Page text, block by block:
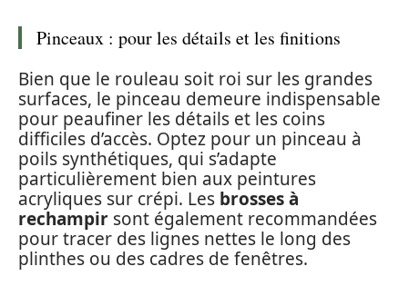
Pinceaux : pour les détails et les finitions
Bien que le rouleau soit roi sur les grandes
surfaces, le pinceau demeure indispensable
pour peaufiner les détails et les coins
difficiles d’accès. Optez pour un pinceau à
poils synthétiques, qui s’adapte
particulièrement bien aux peintures
acryliques sur crépi. Les brosses à
rechampir sont également recommandées
pour tracer des lignes nettes le long des
plinthes ou des cadres de fenêtres.